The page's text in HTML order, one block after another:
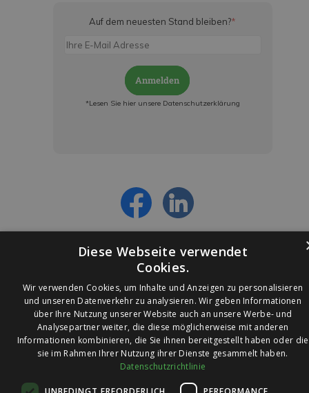
Auf dem neuesten Stand bleiben?*
Anmelden
*Lesen Sie hier unsere Datenschutzerklärung
© 2026 Ledleuchtendiscounter.de
Diese Webseite verwendet
Cookies.
Wir verwenden Cookies, um Inhalte und Anzeigen zu personalisieren
und unseren Datenverkehr zu analysieren. Wir geben Informationen
über Ihre Nutzung unserer Website auch an unsere Werbe- und
Analysepartner weiter, die diese möglicherweise mit anderen
Informationen kombinieren, die Sie ihnen bereitgestellt haben oder die
sie im Rahmen Ihrer Nutzung ihrer Dienste gesammelt haben.
Datenschutzrichtlinie